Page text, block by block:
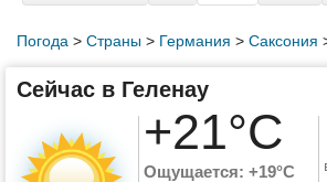
Погода > Страны> Германия > Саксония
Сейчас в Геленау
+21°C
Ощущается: +19°C